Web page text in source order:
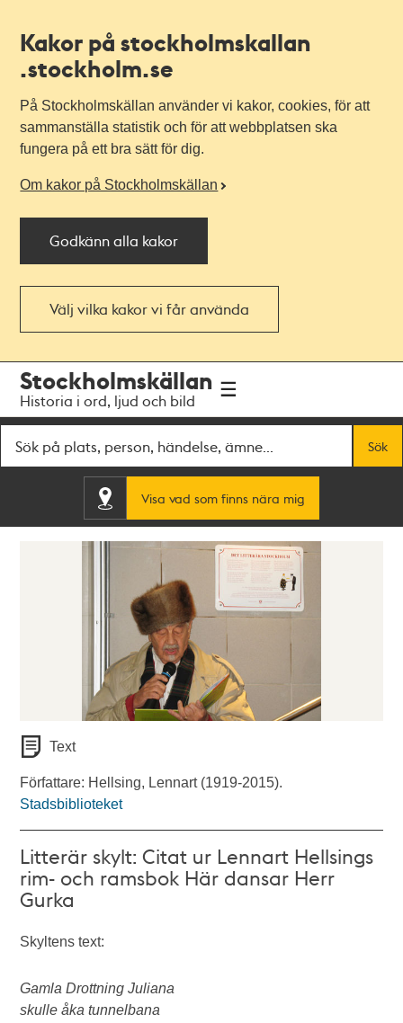
Kakor på stockholmskallan
.stockholm.se
På Stockholmskällan använder vi kakor, cookies, för att
sammanställa statistik och för att webbplatsen ska
fungera på ett bra sätt för dig.
Om kakor på Stockholmskällan
Godkänn alla kakor
Välj vilka kakor vi får använda
navigationen
huvudinnehållet
Stockholmskällan
Historia i ord, ljud och bild
Sök
Visa vad som finns nära mig
Text
Författare: Hellsing, Lennart (1919-2015).
Stadsbiblioteket
Litterär skylt: Citat ur Lennart Hellsings
rim- och ramsbok Här dansar Herr
Gurka
Skyltens text:
Gamla Drottning Juliana
skulle åka tunnelbana